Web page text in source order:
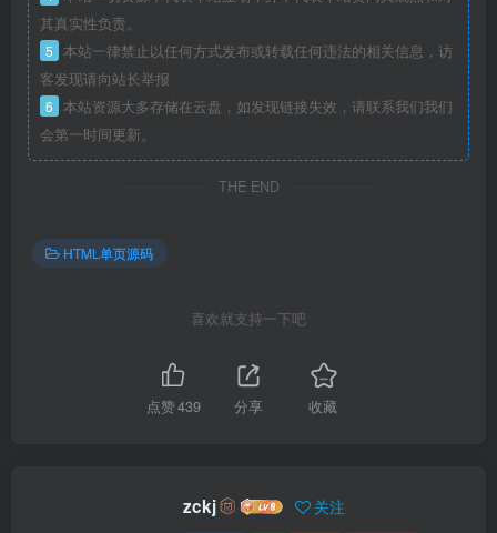
其真实性负责。
5 本站一律禁止以任何方式发布或转载任何违法的相关信息，访
客发现请向站长举报
6 本站资源大多存储在云盘，如发现链接失效，请联系我们我们
会第一时间更新。
THE END
HTML单页源码
喜欢就支持一下吧
点赞439 分享 收藏
zckj 关注